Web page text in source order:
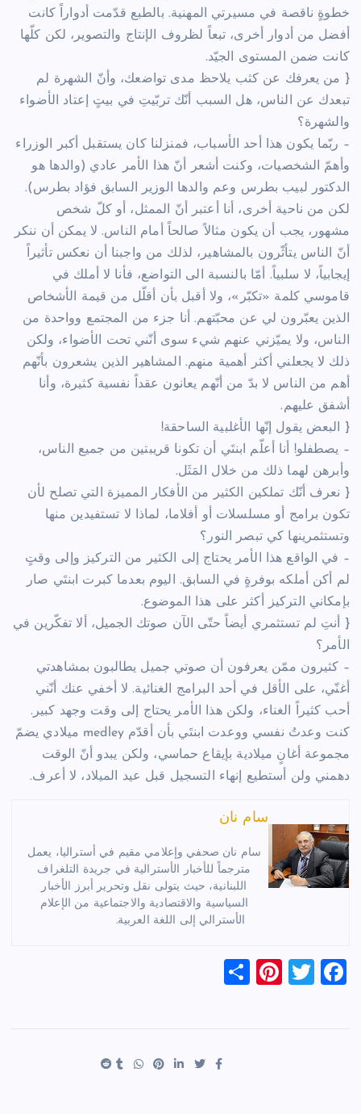
خطوةٍ ناقصة في مسيرتي المهنية. بالطبع قدّمت أدواراً كانت
أفضل من أدوار أخرى، تبعاً لظروف الإنتاج والتصوير، لكن كلّها
كانت ضمن المستوى الجيّد.
{ من يعرفك عن كثب يلاحظ مدى تواضعك، وأنّ الشهرة لم
تبعدك عن الناس، هل السبب أنّك تربّيتِ في بيتٍ إعتاد الأضواء
والشهرة؟
– ربّما يكون هذا أحد الأسباب، فمنزلنا كان يستقبل أكبر الوزراء
وأهمّ الشخصيات، وكنت أشعر أنّ هذا الأمر عادي (والدها هو
الدكتور لبيب بطرس وعم والدها الوزير السابق فؤاد بطرس).
لكن من ناحية أخرى، أنا أعتبر أنّ الممثل، أو كلّ شخص
مشهور، يجب أن يكون مثالاً صالحاً أمام الناس. لا يمكن أن ننكر
أنّ الناس يتأثّرون بالمشاهير، لذلك من واجبنا أن نعكس تأثيراً
إيجابياً، لا سلبياً. أمّا بالنسبة الى التواضع، فأنا لا أملك في
قاموسي كلمة «تكبّر»، ولا أقبل بأن أقلّل من قيمة الأشخاص
الذين يعبّرون لي عن محبّتهم. أنا جزء من المجتمع وواحدة من
الناس، ولا يميّزني عنهم شيء سوى أنّني تحت الأضواء، ولكن
ذلك لا يجعلني أكثر أهمية منهم. المشاهير الذين يشعرون بأنّهم
أهم من الناس لا بدّ من أنّهم يعانون عقداً نفسية كثيرة، وأنا
أشفق عليهم.
{ البعض يقول إنّها الأغلبية الساحقة!
– يصطفلو! أنا أعلّم ابنتَي أن تكونا قريبتين من جميع الناس،
وأبرهن لهما ذلك من خلال المَثَل.
{ نعرف أنّك تملكين الكثير من الأفكار المميزة التي تصلح لأن
تكون برامج أو مسلسلات أو أفلاما، لماذا لا تستفيدين منها
وتستثمرينها كي تبصر النور؟
– في الواقع هذا الأمر يحتاج إلى الكثير من التركيز وإلى وقتٍ
لم أكن أملكه بوفرةٍ في السابق. اليوم بعدما كبرت ابنتَي صار
بإمكاني التركيز أكثر على هذا الموضوع.
{ أنتِ لم تستثمري أيضاً حتّى الآن صوتك الجميل، ألا تفكّرين في
الأمر؟
– كثيرون ممّن يعرفون أن صوتي جميل يطالبون بمشاهدتي
أغنّي، على الأقل في أحد البرامج الغنائية. لا أخفي عنك أنّني
أحب كثيراً الغناء، ولكن هذا الأمر يحتاج إلى وقت وجهد كبير.
كنت وعدتُ نفسي ووعدت ابنتَي بأن أقدّم medley ميلادي يضمّ
مجموعة أغانٍ ميلادية بإيقاع حماسي، ولكن يبدو أنّ الوقت
دهمني ولن أستطيع إنهاء التسجيل قبل عيد الميلاد، لا أعرف.
سام نان
سام نان صحفي وإعلامي مقيم في أستراليا، يعمل
مترجماً للأخبار الأسترالية في جريدة التلغراف
اللبنانية، حيث يتولى نقل وتحرير أبرز الأخبار
السياسية والاقتصادية والاجتماعية من الإعلام
الأسترالي إلى اللغة العربية.
F
T
Pi